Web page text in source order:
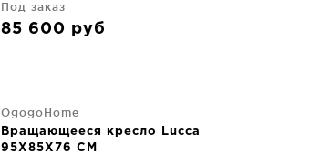
Под заказ
85 600 руб
OgogoHome
Вращающееся кресло Lucca
95X85X76 CM